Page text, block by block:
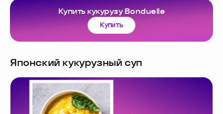
Купить кукурузу Bonduelle
Купить
Японский кукурузный суп